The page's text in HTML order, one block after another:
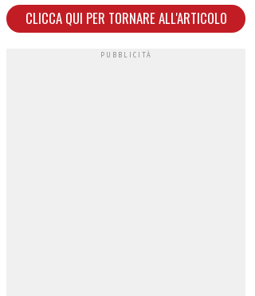
CLICCA QUI PER TORNARE ALL'ARTICOLO